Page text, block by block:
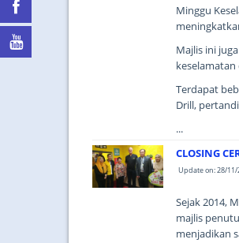
Minggu
Majlis ini
Terdapat
Drill,
...
CLOSING
Update on: 28/11/
Sejak 2014,
majlis
menjadikan